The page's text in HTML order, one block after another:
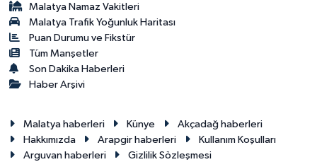
Malatya Namaz Vakitleri
Malatya Trafik Yoğunluk Haritası
Puan Durumu ve Fikstür
Tüm Manşetler
Son Dakika Haberleri
Haber Arşivi
Malatya haberleri Künye
Akçadağ haberleri
Hakkımızda
Arapgir haberleri
Kullanım Koşulları
Arguvan haberleri
Gizlilik Sözleşmesi